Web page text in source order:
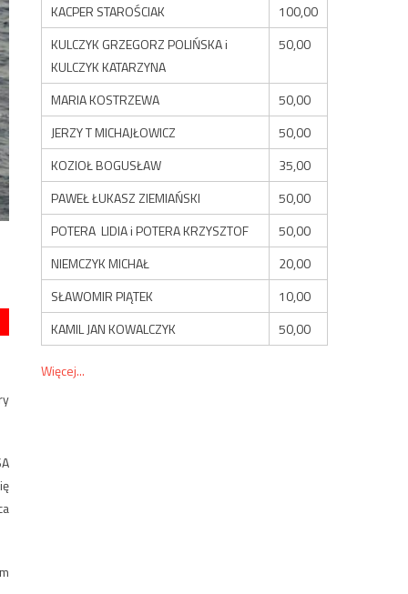
KACPER STAROŚCIAK
100,00
KULCZYK GRZEGORZ POLIŃSKA i
KULCZYK KATARZYNA
50,00
MARIA KOSTRZEWA
50,00
JERZY T MICHAJŁOWICZ
50,00
KOZIOŁ BOGUSŁAW
35,00
PAWEŁ ŁUKASZ ZIEMIAŃSKI
50,00
POTERA LIDIA i POTERA KRZYSZTOF
50,00
NIEMCZYK MICHAŁ
20,00
SŁAWOMIR PIĄTEK
10,00
KAMIL JAN KOWALCZYK
50,00
Więcej...